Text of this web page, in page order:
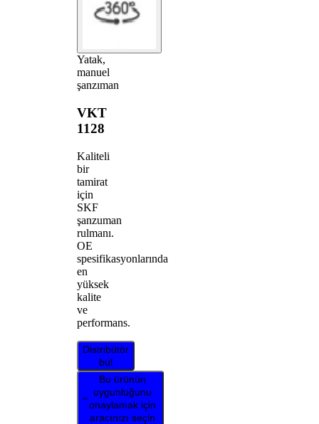
Yatak,
manuel
şanzıman
VKT
1128
Kaliteli
bir
tamirat
için
SKF
şanzuman
rulmanı.
OE
spesifikasyonlarında
en
yüksek
kalite
ve
performans.
Distribütör
bul
Bu ürünün
uygunluğunu
onaylamak için
aracınızı seçin